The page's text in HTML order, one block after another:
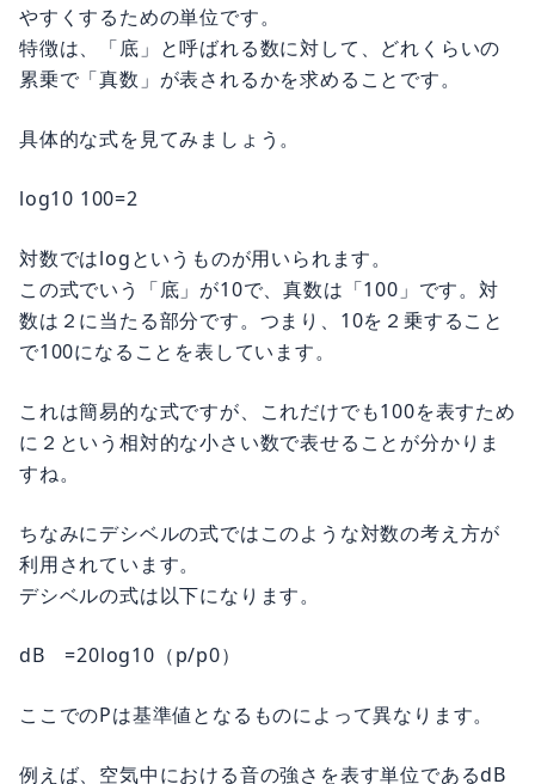
やすくするための単位です。
特徴は、「底」と呼ばれる数に対して、どれくらいの
累乗で「真数」が表されるかを求めることです。
具体的な式を見てみましょう。
log10 100=2
対数ではlogというものが用いられます。
この式でいう「底」が10で、真数は「100」です。対
数は２に当たる部分です。つまり、10を２乗すること
で100になることを表しています。
これは簡易的な式ですが、これだけでも100を表すため
に２という相対的な小さい数で表せることが分かりま
すね。
ちなみにデシベルの式ではこのような対数の考え方が
利用されています。
デシベルの式は以下になります。
dB =20log10（p/p0）
ここでのPは基準値となるものによって異なります。
例えば、空気中における音の強さを表す単位であるdB